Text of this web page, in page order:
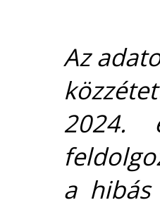
Az
2024.
a hibás